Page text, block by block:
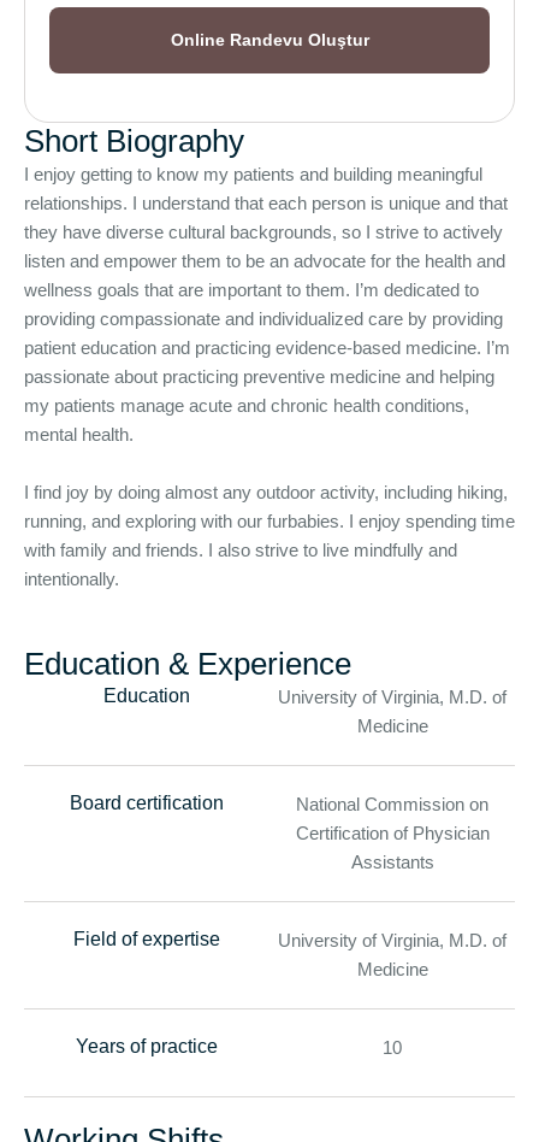
Online Randevu Oluştur
Short Biography
I enjoy getting to know my patients and building meaningful
relationships. I understand that each person is unique and that
they have diverse cultural backgrounds, so I strive to actively
listen and empower them to be an advocate for the health and
wellness goals that are important to them. I’m dedicated to
providing compassionate and individualized care by providing
patient education and practicing evidence-based medicine. I’m
passionate about practicing preventive medicine and helping
my patients manage acute and chronic health conditions,
mental health.
I find joy by doing almost any outdoor activity, including hiking,
running, and exploring with our furbabies. I enjoy spending time
with family and friends. I also strive to live mindfully and
intentionally.
Education & Experience
Education
University of Virginia, M.D. of
Medicine
Board certification
National Commission on
Certification of Physician
Assistants
Field of expertise
University of Virginia, M.D. of
Medicine
Years of practice 10